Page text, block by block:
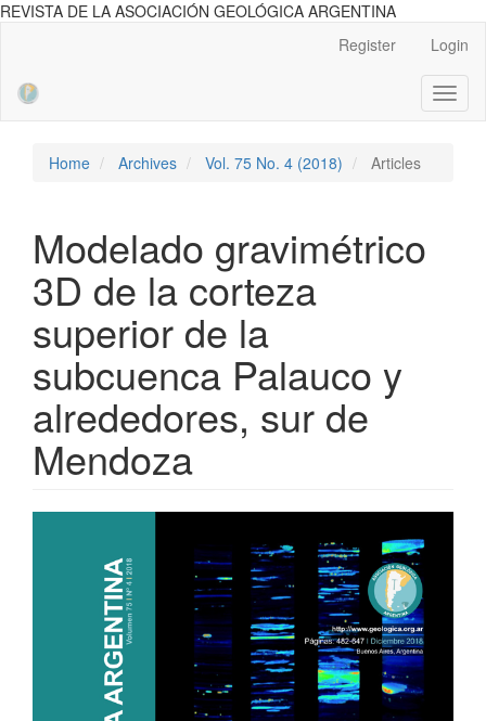
REVISTA DE LA ASOCIACIÓN GEOLÓGICA ARGENTINA
Sidebar
Register Login
Home Archives Vol. 75 No. 4 (2018) Articles
Modelado gravimétrico
3D de la corteza
superior de la
subcuenca Palauco y
alrededores, sur de
Mendoza
Sidebar